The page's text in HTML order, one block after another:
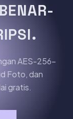
AES-256-
Foto, dan
gratis.